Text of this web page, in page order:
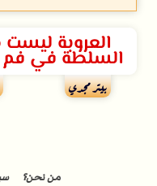
العروبة
السلطة في
بيتر مجدي
من نحن؟